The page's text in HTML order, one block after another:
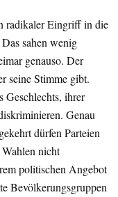
radikaler Eingriff in die
sahen wenig
genauso. Der
seine Stimme gibt.
Geschlechts, ihrer
Genau
dürfen Parteien
nicht
politischen Angebot
Bevölkerungsgruppen